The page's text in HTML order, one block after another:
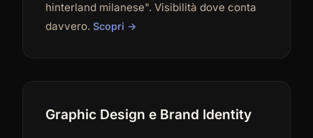
hinterland milanese". Visibilità dove conta
davvero. Scopri →
Graphic Design e Brand Identity